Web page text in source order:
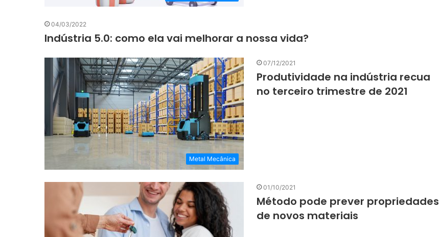
04/03/2022
Indústria 5.0: como ela vai melhorar a nossa vida?
Metal Mecânica
07/12/2021
Produtividade na indústria recua
no terceiro trimestre de 2021
01/10/2021
Método pode prever propriedades
de novos materiais